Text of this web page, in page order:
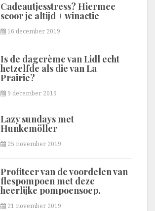
Cadeautjesstress? Hiermee
scoor je altijd + winactie
16 december 2019
Is de dagcrème van Lidl echt
hetzelfde als die van La
Prairie?
9 december 2019
Lazy sundays met
Hunkemöller
25 november 2019
Profiteer van de voordelen van
flespompoen met deze
heerlijke pompoensoep.
21 november 2019